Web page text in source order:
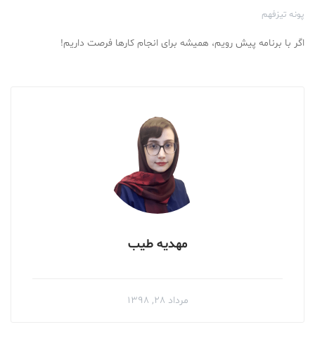
پونه تیزفهم
اگر با برنامه پیش رویم، همیشه برای انجام کارها فرصت داریم!
مهدیه طیب
مرداد ۲۸, ۱۳۹۸